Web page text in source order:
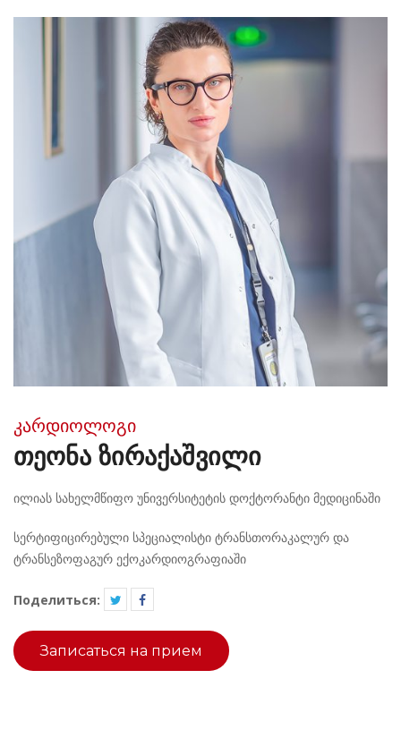
კარდიოლოგი
ᲗᲔᲝᲜᲐ ᲖᲘᲠᲐᲥᲐᲨᲕᲘᲚᲘ
ილიას სახელმწიფო უნივერსიტეტის დოქტორანტი მედიცინაში
სერტიფიცირებული სპეციალისტი ტრანსთორაკალურ და
ტრანსეზოფაგურ ექოკარდიოგრაფიაში
Поделиться:
Записаться на прием